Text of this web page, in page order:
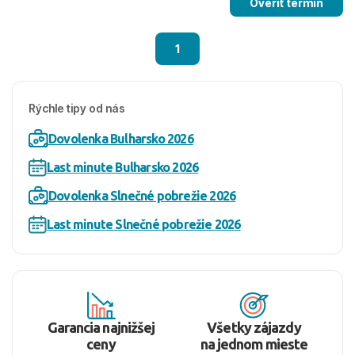
Overiť termín
1
Rýchle tipy od nás
Dovolenka Bulharsko 2026
Last minute Bulharsko 2026
Dovolenka Slnečné pobrežie 2026
Last minute Slnečné pobrežie 2026
Garancia najnižšej
ceny
Všetky zájazdy
na jednom mieste